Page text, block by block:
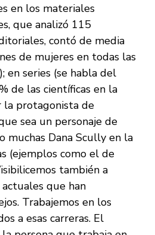
en los materiales
que analizó 115
contó de media
de mujeres en todas las
en series (se habla del
de las científicas en la
protagonista de
sea un personaje de
muchas Dana Scully en la
(ejemplos como el de
también a
que han
Trabajemos en los
a esas carreras. El